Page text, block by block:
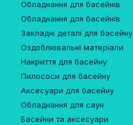
Обладнання для басейнів
Обладнання для басейнів
Закладні деталі для басейну
Оздоблювальні матеріали
Накриття для басейну
Пилососи для басейну
Аксесуари для басейну
Обладнання для саун
Басейни та аксесуари